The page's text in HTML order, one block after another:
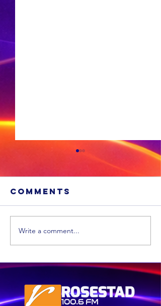
'n VS skool is
glo beroof
Comments
Write a comment...